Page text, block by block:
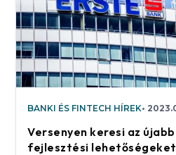
BANKI ÉS FINTECH HÍREK
Versenyen keresi az
fejlesztési